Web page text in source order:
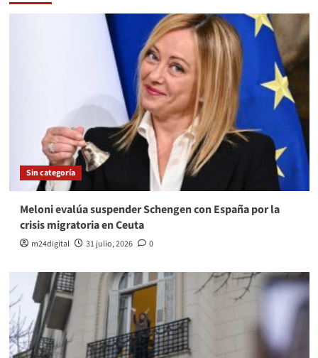
Sin categoría
Meloni evalúa suspender Schengen con España por la
crisis migratoria en Ceuta
m24digital 31 julio, 2026 0